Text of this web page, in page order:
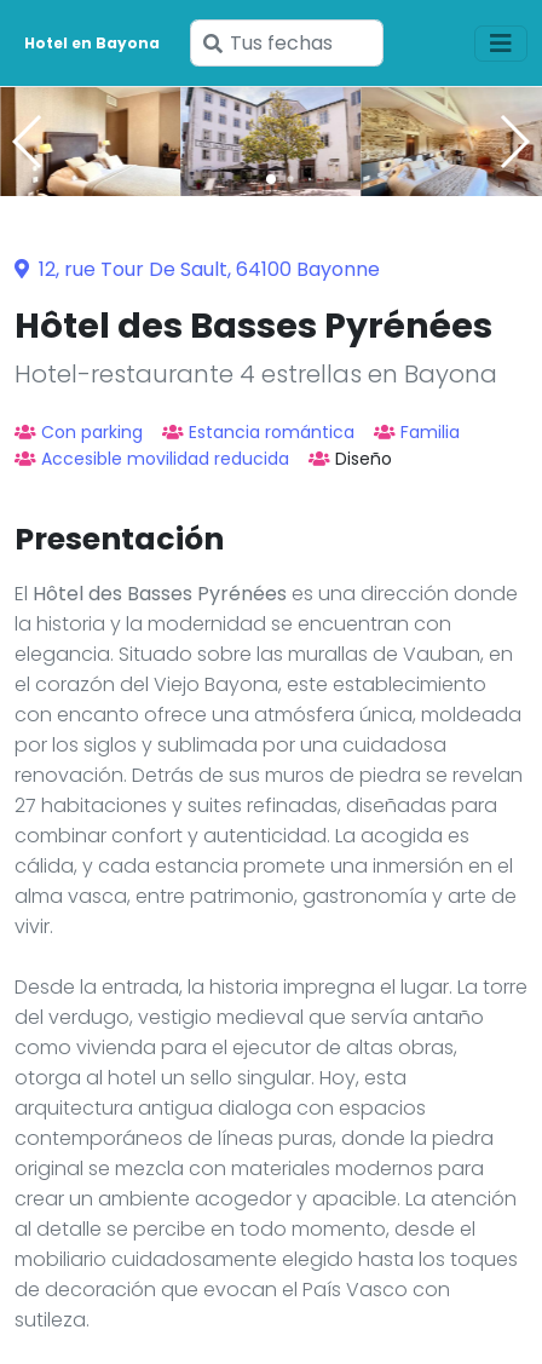
Hotel en Bayona
Ingresa
tus
fechas
12, rue Tour De Sault, 64100 Bayonne
Hôtel des Basses Pyrénées
Hotel-restaurante 4 estrellas en Bayona
Con parking Estancia romántica
Familia
Accesible movilidad reducida
Diseño
Presentación
El Hôtel des Basses Pyrénées es una dirección donde
la historia y la modernidad se encuentran con
elegancia. Situado sobre las murallas de Vauban, en
el corazón del Viejo Bayona, este establecimiento
con encanto ofrece una atmósfera única, moldeada
por los siglos y sublimada por una cuidadosa
renovación. Detrás de sus muros de piedra se revelan
27 habitaciones y suites refinadas, diseñadas para
combinar confort y autenticidad. La acogida es
cálida, y cada estancia promete una inmersión en el
alma vasca, entre patrimonio, gastronomía y arte de
vivir.
Desde la entrada, la historia impregna el lugar. La torre
del verdugo, vestigio medieval que servía antaño
como vivienda para el ejecutor de altas obras,
otorga al hotel un sello singular. Hoy, esta
arquitectura antigua dialoga con espacios
contemporáneos de líneas puras, donde la piedra
original se mezcla con materiales modernos para
crear un ambiente acogedor y apacible. La atención
al detalle se percibe en todo momento, desde el
mobiliario cuidadosamente elegido hasta los toques
de decoración que evocan el País Vasco con
sutileza.